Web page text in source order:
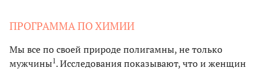
ПРОГРАММА ПО ХИМИИ
Мы все по своей природе полигамны, не только
мужчины1 . Исследования показывают, что и женщин